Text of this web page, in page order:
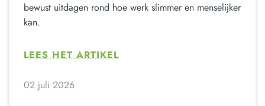
bewust uitdagen rond hoe werk slimmer en menselijker
kan.
LEES HET ARTIKEL
02 juli 2026